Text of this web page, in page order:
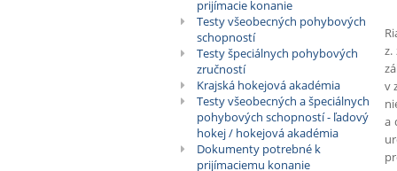
prijímacie konanie
Testy všeobecných pohybových
schopností
Testy špeciálnych pohybových
zručností
Krajská hokejová akadémia
Testy všeobecných a špeciálnych
pohybových schopností - ľadový
hokej / hokejová akadémia
Dokumenty potrebné k
prijímaciemu konanie
z.
v
a